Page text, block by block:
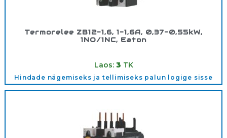
Termorelee ZB12-1,6, 1-1,6A, 0,37-0,55kW,
1NO/1NC, Eaton
Laos: 3 TK
Hindade nägemiseks ja tellimiseks palun logige sisse